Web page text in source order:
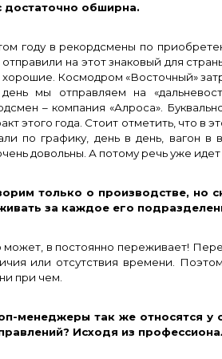
обширна.
году в рекордсмены по
отправили на этот знаковый для
хорошие. Космодром «Восточный»
мы отправляем на
– компания «Алроса».
этого года. Стоит отметить, что в
по графику, день в день, вагон в
довольны. А потому речь уже идет
о производстве, но
за каждое его
может, в постоянно переживает!
или отсутствия времени.
при чем.
так же относятся у
Исходя из